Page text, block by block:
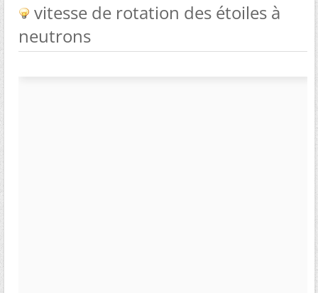
vitesse de rotation des étoiles à
neutrons